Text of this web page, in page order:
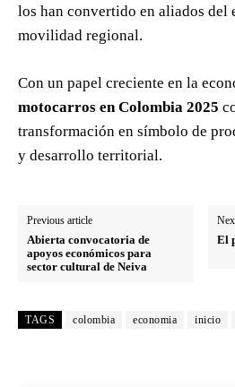
los han convertido en aliados del
movilidad regional.
Con un papel creciente en la
motocarros en Colombia 2025
transformación en símbolo de
y desarrollo territorial.
Previous article
Abierta convocatoria de
apoyos económicos para
sector cultural de Neiva
El
TAGS colombia economia inicio